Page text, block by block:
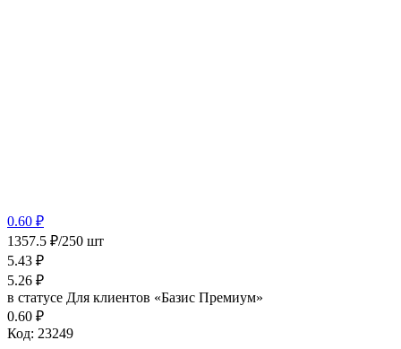
0.60 ₽
1357.5 ₽/250 шт
5.43 ₽
5.26 ₽
в статусе Для клиентов «Базис Премиум»
0.60 ₽
Код: 23249